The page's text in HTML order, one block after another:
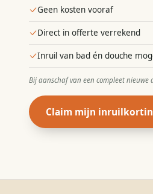
Geen kosten vooraf
Direct in offerte verrekend
Inruil van bad én douche
Bij aanschaf van een compleet nieuwe
Claim mijn